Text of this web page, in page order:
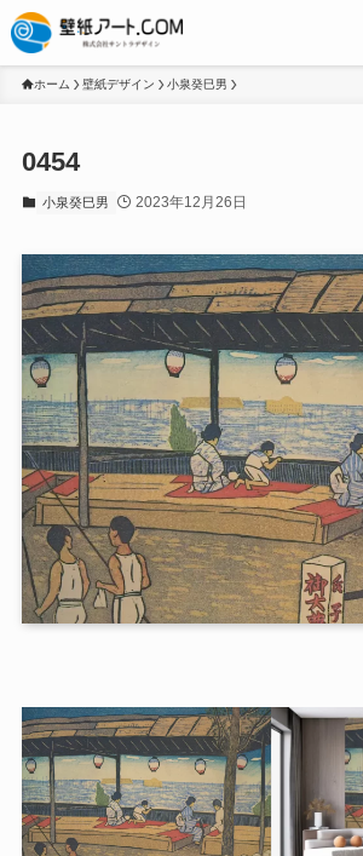
ホーム 壁紙デザイン 小泉癸巳男
0454
小泉癸巳男 2023年12月26日